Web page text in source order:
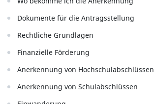
Dokumente für die Antragsstellung
Rechtliche Grundlagen
Finanzielle Förderung
Anerkennung von Hochschulabschlüssen
Anerkennung von Schulabschlüssen